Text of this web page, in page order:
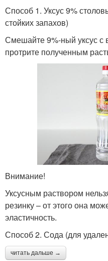
Способ 1. Уксус 9%
стойких запахов)
Смешайте 9%-ный уксус с
протрите полученным
Внимание!
Уксусным раствором
резинку – от этого она
эластичность.
Способ 2. Сода (для
читать дальше →